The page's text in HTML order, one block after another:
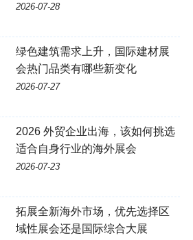
2026-07-28
绿色建筑需求上升，国际建材展
会热门品类有哪些新变化
2026-07-27
2026 外贸企业出海，该如何挑选
适合自身行业的海外展会
2026-07-23
拓展全新海外市场，优先选择区
域性展会还是国际综合大展